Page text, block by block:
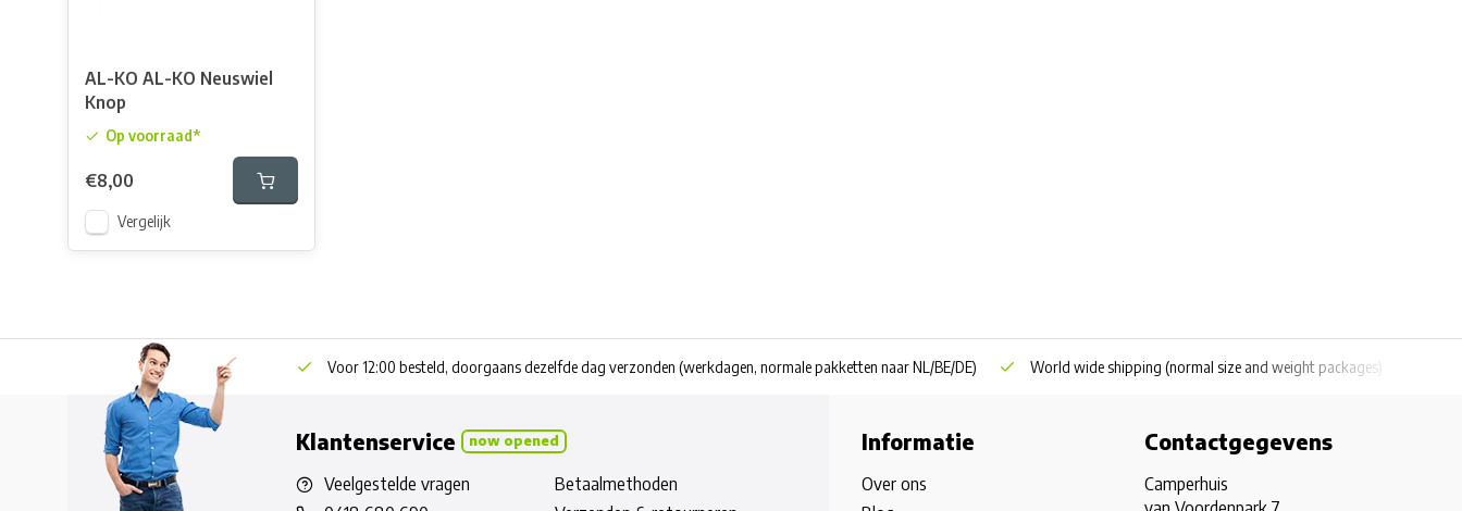
AL-KO AL-KO Neuswiel
Knop
Op voorraad*
€8,00
Vergelijk
Voor 12:00 besteld, doorgaans dezelfde dag verzonden (werkdagen, normale pakketten naar NL/BE/DE) World wide shipping (normal size and weight packages)
Klantenservice now opened
Veelgestelde vragen
Betaalmethoden
Informatie
Over ons
Contactgegevens
Camperhuis